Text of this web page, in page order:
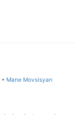
• Mane Movsisyan